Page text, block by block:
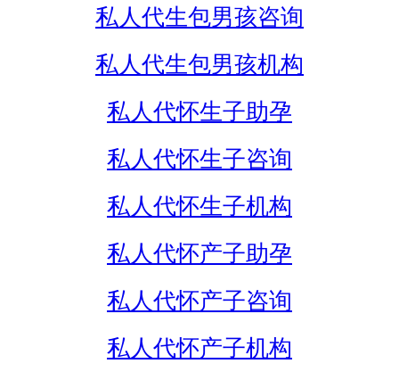
私人代生包男孩咨询
私人代生包男孩机构
私人代怀生子助孕
私人代怀生子咨询
私人代怀生子机构
私人代怀产子助孕
私人代怀产子咨询
私人代怀产子机构